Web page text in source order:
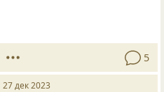
5
27 дек 2023